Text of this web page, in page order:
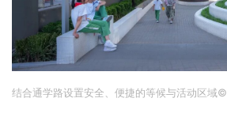
结合通学路设置安全、便捷的等候与活动区域©